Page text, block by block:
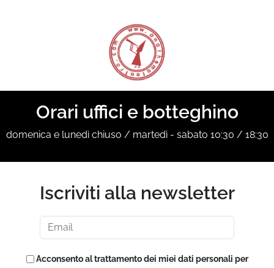
Orari uffici e botteghino
domenica e lunedì chiuso / martedì - sabato 10:30 / 18:30
Iscriviti alla newsletter
Acconsento al trattamento dei miei dati personali per